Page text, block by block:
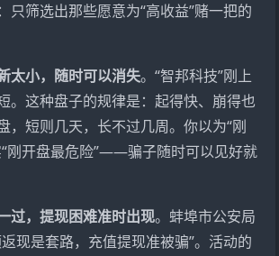
只筛选出那些愿意为“高收益”赌一把的
太小，随时可以消失。“智邦科技”刚上
。这种盘子的规律是：起得快、崩得也
，短则几天，长不过几周。你以为“刚
“刚开盘最危险”——骗子随时可以见好就
过，提现困难准时出现。蚌埠市公安局
现是套路，充值提现准被骗”。活动的